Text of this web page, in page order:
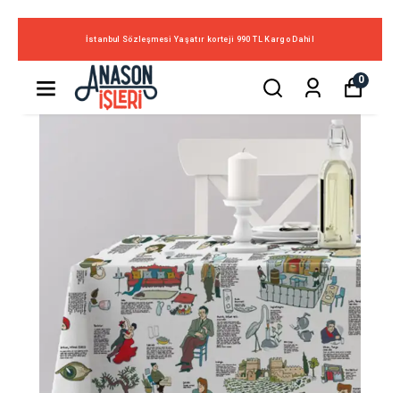
İstanbul Sözleşmesi Yaşatır korteji 990 TL Kargo Dahil
0